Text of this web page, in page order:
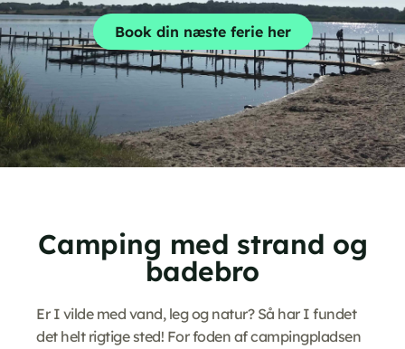
Book din næste ferie her
Camping med strand og
badebro
Er I vilde med vand, leg og natur? Så har I fundet
det helt rigtige sted! For foden af campingpladsen